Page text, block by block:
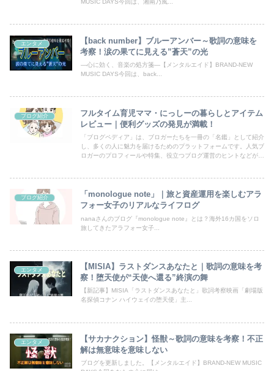
MUSIC DAYS今回は、湘南乃風...
エンタメ
【back number】ブルーアンバー～歌詞の意味を
考察！涙の果てに見える”蒼天”の光
―心に効く、音楽の処方箋―【メンタルエイド】BRAND-NEW
MUSIC DAYS今回は、back...
ブログ紹介
フルタイム育児ママ・にっしーの暮らしとアイテム
レビュー｜便利グッズの発見が満載！
「ブログペディア」は、ブロガーたちを一冊の「名鑑」として紹介
し、多くの人に魅力を届けるためのプラットフォームです。人気ブ
ロガーのプロフィールや特集、役立つブログ運営のヒントなどが満
ブログ紹介
「monologue note」｜旅と資産運用を楽しむアラ
フォー女子のリアルなライフログ
nanaさんのブログ『monologue note』とは？海外16カ国をソロ
旅してきたアラフォー女子...
エンタメ
【MISIA】ラストダンスあなたと｜歌詞の意味を考
察！堕天使が“天使へ還る”終演の舞
【新記事】MISIA「ラストダンスあなたと」歌詞考察映画「劇場版
名探偵コナン ハイウェイの堕天使」主...
エンタメ
【サカナクション】怪獣～歌詞の意味を考察！不正
解は無意味を意味しない
ブログを更新しました。【メンタルエイド】BRAND-NEW MUSIC